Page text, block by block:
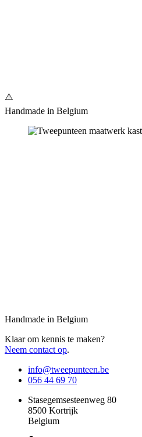
Handmade in Belgium
Handmade in Belgium
Klaar om kennis te maken?
Neem contact op.
info@tweepunteen.be
056 44 69 70
Stasegemsesteenweg 80
8500 Kortrijk
Belgium